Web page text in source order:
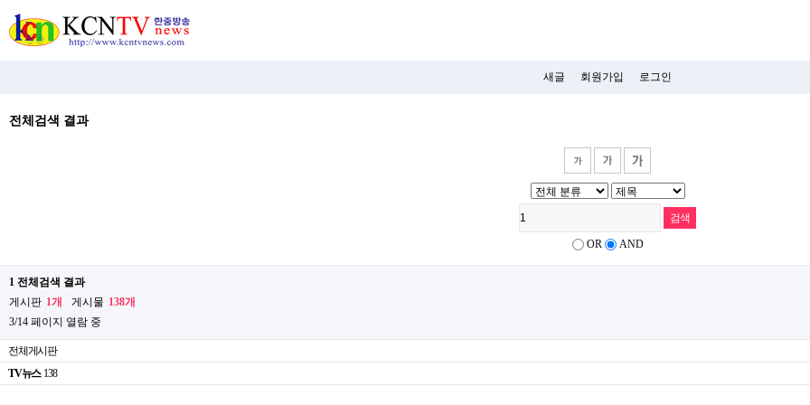
새글 회원가입 로그인
전체검색 결과
OR AND
1 전체검색 결과
게시판 1개 게시물 138개
3/14 페이지 열람 중
전체게시판
TV뉴스 138